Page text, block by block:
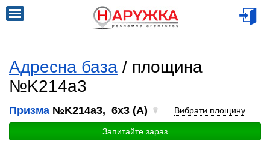
Адресна база / площина
№K214a3
Призма №K214a3, 6x3 (A) Вибрати площину
Запитайте зараз